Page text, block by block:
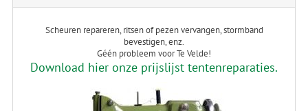
Scheuren repareren, ritsen of pezen vervangen, stormband
bevestigen, enz.
Géén probleem voor Te Velde!
Download hier onze prijslijst tentenreparaties.